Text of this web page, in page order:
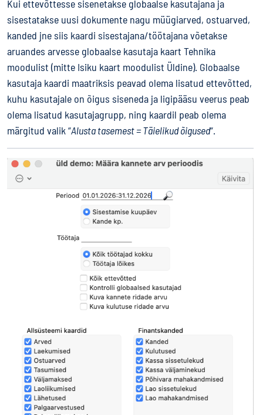
Kui ettevõttesse sisenetakse globaalse kasutajana ja
sisestatakse uusi dokumente nagu müügiarved, ostuarved,
kanded jne siis kaardi sisestajana/töötajana võetakse
aruandes arvesse globaalse kasutaja kaart Tehnika
moodulist (mitte Isiku kaart moodulist Üldine). Globaalse
kasutaja kaardi maatriksis peavad olema lisatud ettevõtted,
kuhu kasutajale on õigus siseneda ja ligipääsu veerus peab
olema lisatud kasutajagrupp, ning kaardil peab olema
märgitud valik “Alusta tasemest = Täielikud õigused“.